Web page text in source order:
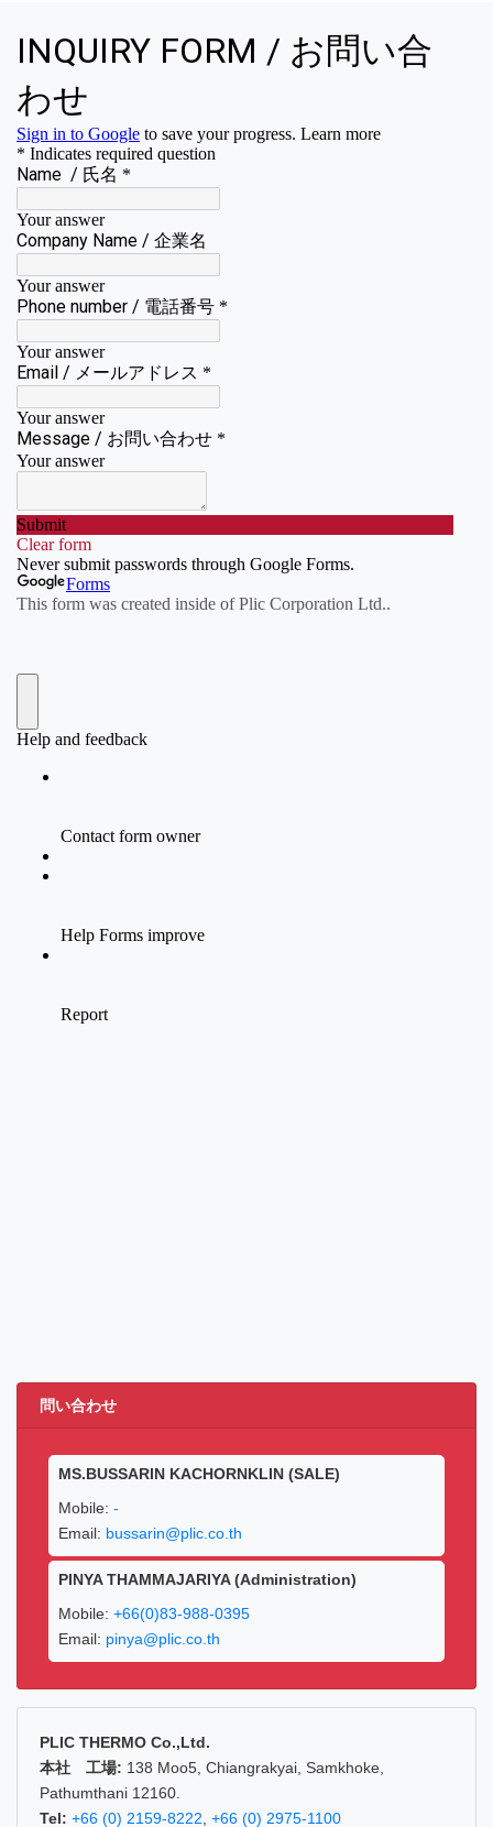
問い合わせ
MS.BUSSARIN KACHORNKLIN (SALE)
Mobile: -
Email: bussarin@plic.co.th
PINYA THAMMAJARIYA (Administration)
Mobile: +66(0)83-988-0395
Email: pinya@plic.co.th
PLIC THERMO Co.,Ltd.
本社 工場: 138 Moo5, Chiangrakyai, Samkhoke,
Pathumthani 12160.
Tel: +66 (0) 2159-8222 +66 (0) 2975-1100